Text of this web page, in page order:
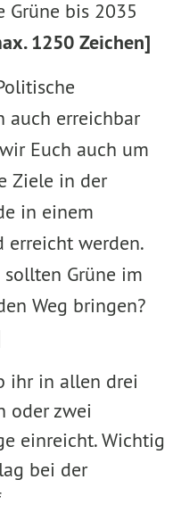
Grüne bis 2035
1250 Zeichen]
auch erreichbar
Euch auch um
Ziele in der
in einem
werden.
Grüne im
Weg bringen?
ihr in allen drei
oder zwei
einreicht. Wichtig
bei der